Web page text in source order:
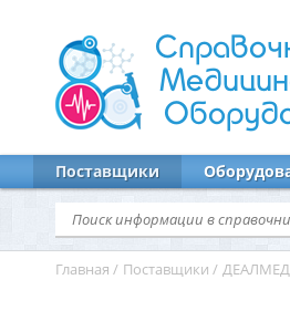
Поставщики
Главная / Поставщики / ДЕАЛМЕД